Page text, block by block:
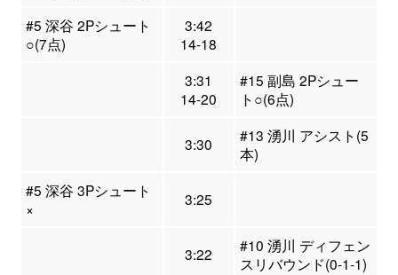
#5 深谷 2Pシュート
○(7点)
3:42
14-18
3:31
14-20
#15 副島 2Pシュー
ト○(6点)
3:30
#13 湧川 アシスト(5
本)
#5 深谷 3Pシュート
×
3:25
3:22
#10 湧川 ディフェン
スリバウンド(0-1-1)